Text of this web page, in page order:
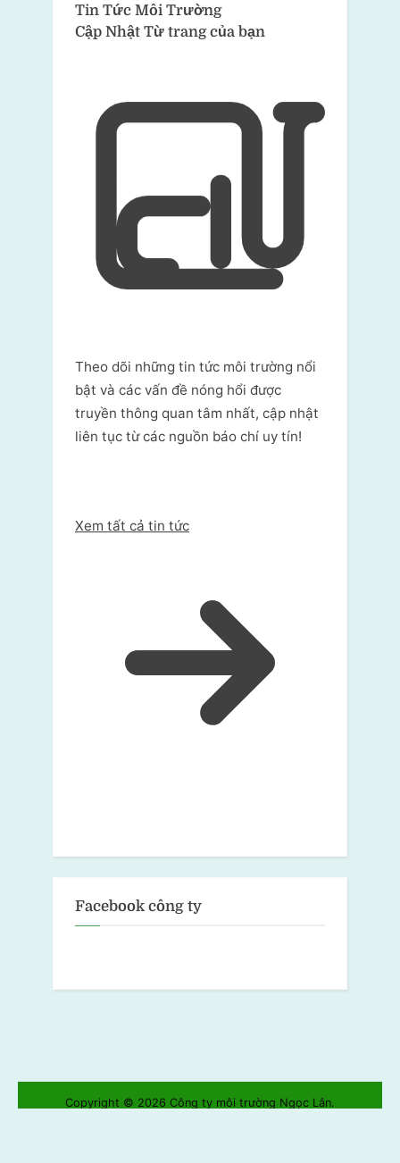
Tin Tức Môi Trường
Cập Nhật Từ trang của bạn
Theo dõi những tin tức môi trường nổi
bật và các vấn đề nóng hổi được
truyền thông quan tâm nhất, cập nhật
liên tục từ các nguồn báo chí uy tín!
Xem tất cả tin tức
Facebook công ty
Copyright © 2026 Công ty môi trường Ngọc Lân.